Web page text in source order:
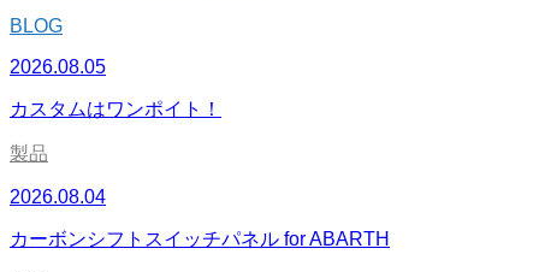
BLOG
2026.08.05
カスタムはワンポイト！
製品
2026.08.04
カーボンシフトスイッチパネル for ABARTH